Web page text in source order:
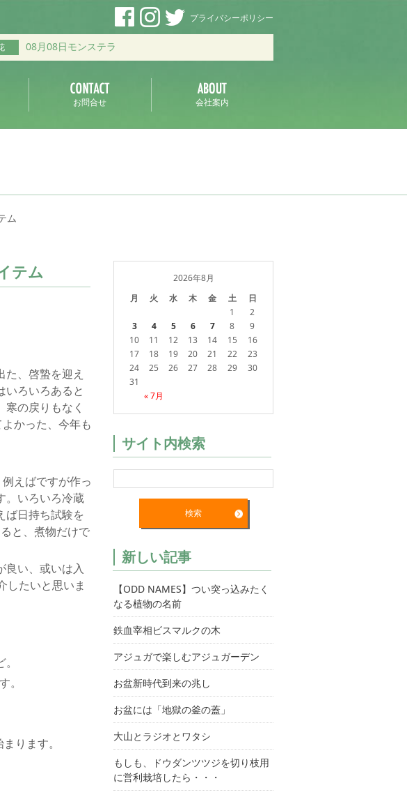
プライバシーポリシー
08月08日モンステラ
お問合せ 会社案内
ム
テム
、啓蟄を迎え
いろいろあると
の戻りもなく
かった、今年も
えばですが作っ
。いろいろ冷蔵
ば日持ち試験を
と、煮物だけで
良い、或いは入
したいと思いま
。
ります。
2026年8月
月
火 水 木 金 土 日
« 7月
1
2
3
4 5 6 7 8
9
10
11 12 13 14 15
16
17
18 19 20 21 22
23
24
25 26 27 28 29
30
31
サイト内検索
新しい記事
【ODD NAMES】つい突っ込みたく
なる植物の名前
鉄血宰相ビスマルクの木
アジュガで楽しむアジュガーデン
お盆新時代到来の兆し
お盆には「地獄の釜の蓋」
大山とラジオとワタシ
もしも、ドウダンツツジを切り枝用
に営利栽培したら・・・